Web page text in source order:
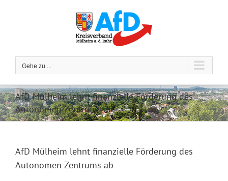
Gehe zu ...
AfD Mülheim lehnt finanzielle Förderung des
Autonomen Zentrums ab
AfD Mülheim lehnt finanzielle Förderung des
Autonomen Zentrums ab